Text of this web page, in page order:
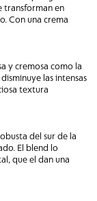
transforman en
Con una crema
y cremosa como la
las intensas
textura
del sur de la
El blend lo
que el dan una